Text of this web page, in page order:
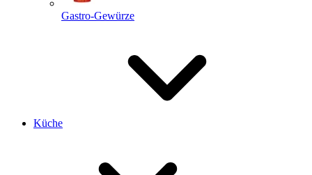
Gastro-Gewürze
Küche